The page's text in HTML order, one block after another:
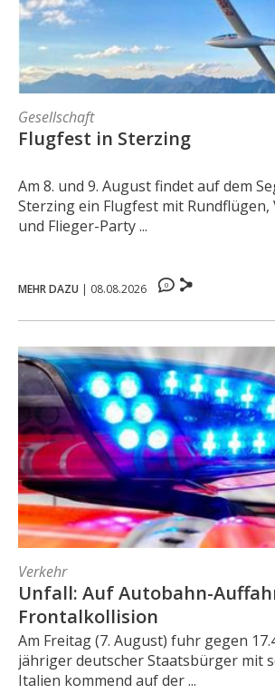
Gesellschaft
Flugfest in Sterzing
Am 8. und 9. August findet auf dem
Sterzing ein Flugfest mit
und Flieger-Party ...
MEHR DAZU | 08.08.2026 0
Verkehr
Unfall: Auf Autobahn-
Frontalkollision
Am Freitag (7. August) fuhr gegen
jähriger deutscher Staatsbürger mit
Italien kommend auf der ...